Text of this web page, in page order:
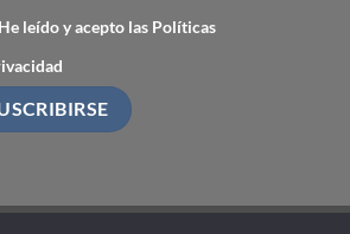
He leído y acepto las Políticas